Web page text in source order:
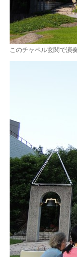
このチャペル玄関で演